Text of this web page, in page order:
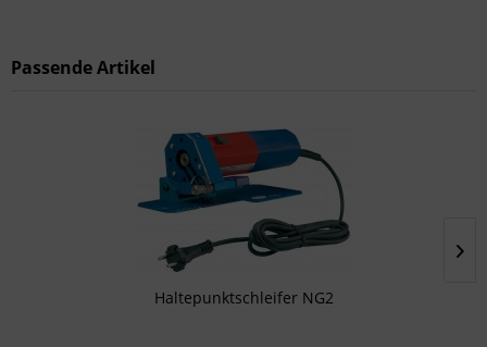
Passende Artikel
Haltepunktschleifer NG2